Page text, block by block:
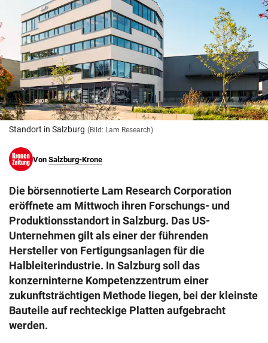
search
Suchbegriff
eingeben
© Krone Multimedia GmbH & Co KG 2026
Muthgasse 2, 1190 Wien
Standort in Salzburg (Bild: Lam Research)
Von Salzburg-Krone
Die börsennotierte Lam Research Corporation
eröffnete am Mittwoch ihren Forschungs- und
Produktionsstandort in Salzburg. Das US-
Unternehmen gilt als einer der führenden
Hersteller von Fertigungsanlagen für die
Halbleiterindustrie. In Salzburg soll das
konzerninterne Kompetenzzentrum einer
zukunftsträchtigen Methode liegen, bei der kleinste
Bauteile auf rechteckige Platten aufgebracht
werden.